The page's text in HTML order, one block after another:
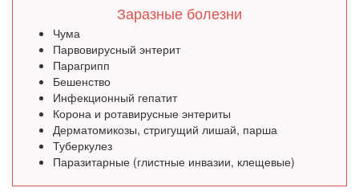
Заразные болезни
Чума
Парвовирусный энтерит
Парагрипп
Бешенство
Инфекционный гепатит
Корона и ротавирусные энтериты
Дерматомикозы, стригущий лишай, парша
Туберкулез
Паразитарные (глистные инвазии, клещевые)